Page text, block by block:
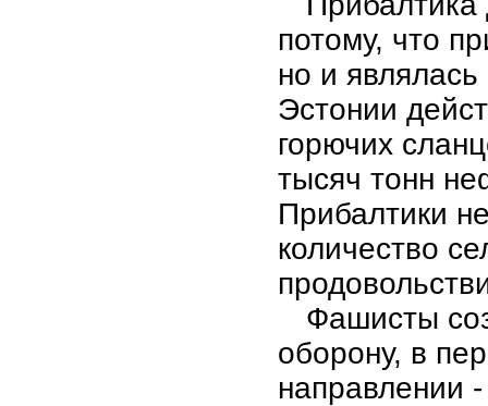
потому, что
но и
Эстонии
горючих
тысяч тонн
Прибалтики
количество
Фашисты
оборону, в
направлении